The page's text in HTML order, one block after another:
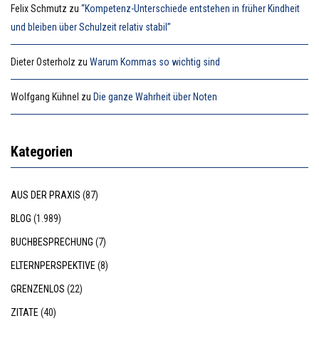
Felix Schmutz zu “Kompetenz-Unterschiede entstehen in früher Kindheit
und bleiben über Schulzeit relativ stabil”
Dieter Osterholz zu Warum Kommas so wichtig sind
Wolfgang Kühnel zu Die ganze Wahrheit über Noten
Kategorien
AUS DER PRAXIS (87)
BLOG (1.989)
BUCHBESPRECHUNG (7)
ELTERNPERSPEKTIVE (8)
GRENZENLOS (22)
ZITATE (40)